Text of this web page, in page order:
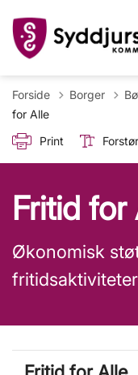
Forside Borger
for Alle
Print
Fritid for
Økonomisk
fritidsaktiviteter